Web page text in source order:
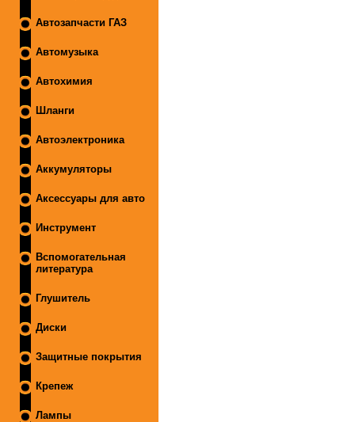
Автозапчасти ГАЗ
Автомузыка
Автохимия
Шланги
Автоэлектроника
Аккумуляторы
Аксессуары для авто
Инструмент
Вспомогательная
литература
Глушитель
Диски
Защитные покрытия
Крепеж
Лампы